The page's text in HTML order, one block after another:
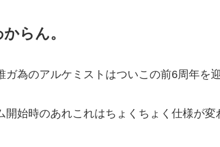
らん。
ガ為のアルケミストはついこの前6周年を
開始時のあれこれはちょくちょく仕様が